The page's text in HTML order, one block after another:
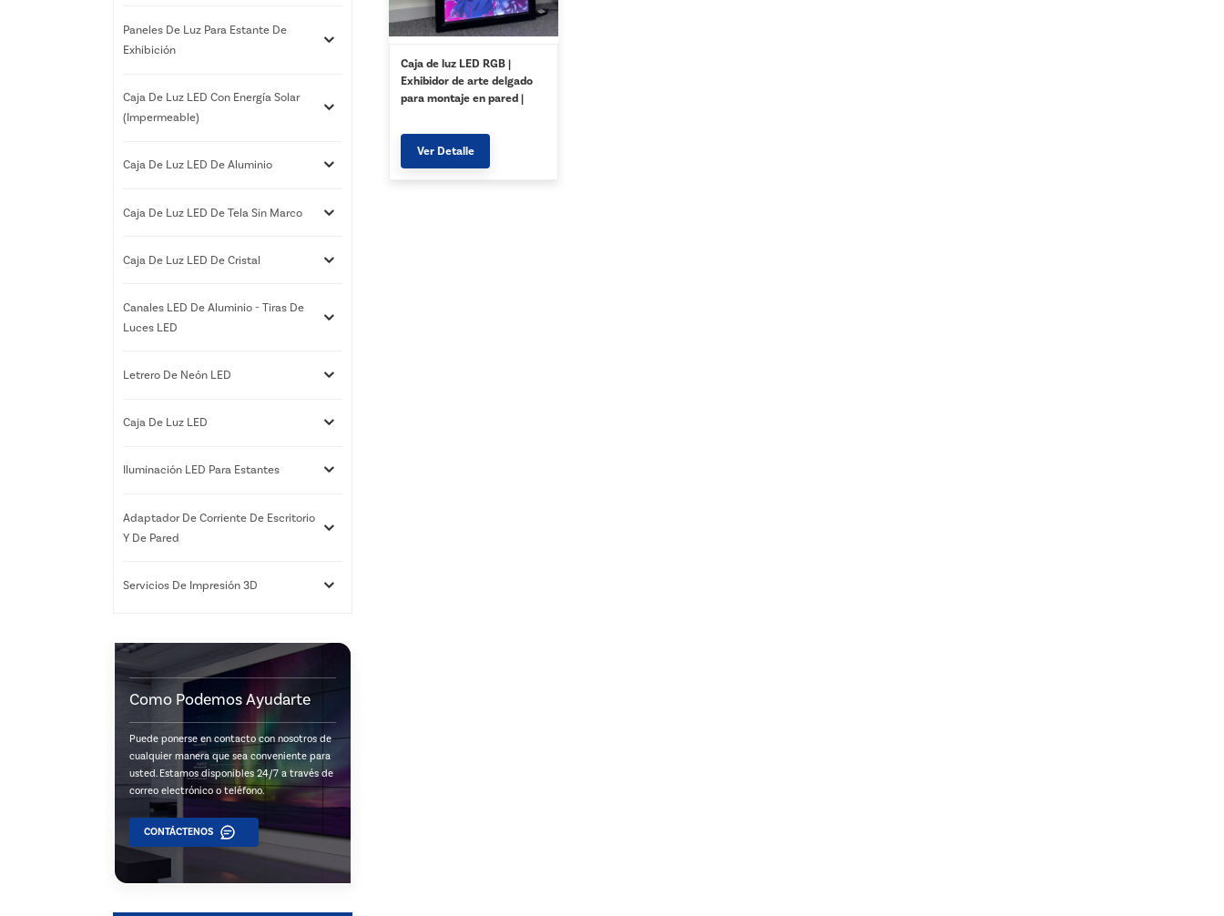
Caja de luz LED RGB |
Exhibidor de arte delgado
para montaje en pared |
Ver Detalle
Paneles De Luz Para Estante De
Exhibición
Caja De Luz LED Con Energía Solar
(impermeable)
Caja De Luz LED De Aluminio
Caja De Luz LED De Tela Sin Marco
Caja De Luz LED De Cristal
Canales LED De Aluminio - Tiras De
Luces LED
Letrero De Neón LED
Caja De Luz LED
Iluminación LED Para Estantes
Adaptador De Corriente De Escritorio
Y De Pared
Servicios De Impresión 3D
Como Podemos Ayudarte
Puede ponerse en contacto con nosotros de
cualquier manera que sea conveniente para
usted. Estamos disponibles 24/7 a través de
correo electrónico o teléfono.
CONTÁCTENOS